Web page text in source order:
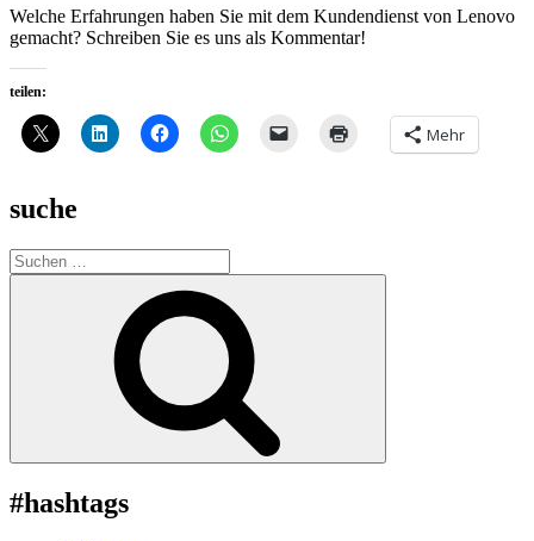
Welche Erfahrungen haben Sie mit dem Kundendienst von Lenovo
gemacht? Schreiben Sie es uns als Kommentar!
teilen:
Mehr
suche
Suche
nach:
#hashtags